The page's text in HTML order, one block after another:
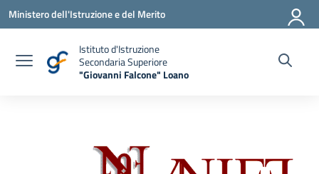
Vai ai contenuti
Vai al menu di navigazione
Vai al footer
Ministero dell'Istruzione e del Merito
Istituto d'Istruzione
Secondaria Superiore
"Giovanni Falcone" Loano